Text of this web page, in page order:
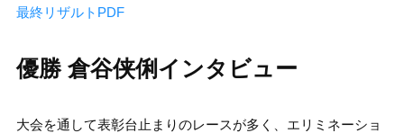
最終リザルトPDF
優勝 倉谷侠俐インタビュー
大会を通して表彰台止まりのレースが多く、エリミネーショ